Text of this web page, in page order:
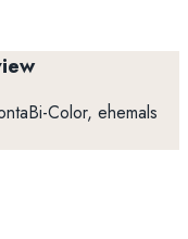
Color, ehemals